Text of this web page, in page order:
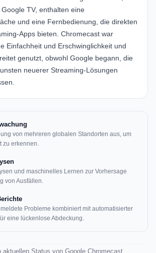
TV, enthalten eine
und eine Fernbedienung, die direkten
Apps bieten. Chromecast war
Einfachheit und Erschwinglichkeit und
genutzt, obwohl Google begann, die
neuerer Streaming-Lösungen
von mehreren globalen Standorten aus, um
zu erkennen.
und maschinelles Lernen zur Vorhersage
von Ausfällen.
Probleme kombiniert mit automatisierter
eine lückenlose Abdeckung.
aktuellen Status von Google Chromecast